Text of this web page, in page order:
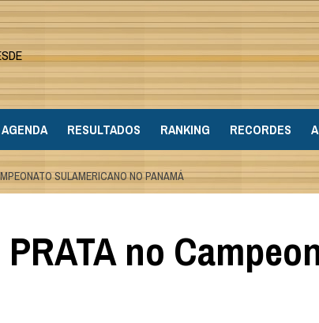
AGENDA RESULTADOS RANKING RECORDES
SULAMERICANO NO PANAMÁ
no